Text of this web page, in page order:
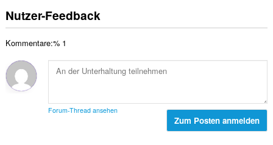
e
n
t
u
e
B
e
r
t
g
s
a
e
B
e
Nutzer-Feedback
Kommentare:% 1
Forum-Thread ansehen
Zum Posten anmelden